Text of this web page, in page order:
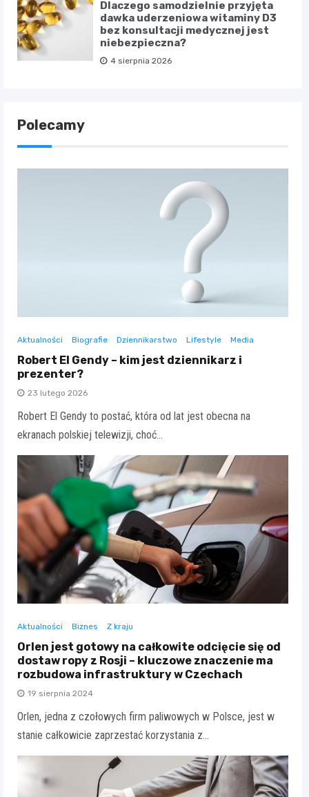
Dlaczego samodzielnie przyjęta
dawka uderzeniowa witaminy D3
bez konsultacji medycznej jest
niebezpieczna?
4 sierpnia 2026
Polecamy
Aktualności Biografie Dziennikarstwo Lifestyle Media
Robert El Gendy – kim jest dziennikarz i
prezenter?
23 lutego 2026
Robert El Gendy to postać, która od lat jest obecna na
ekranach polskiej telewizji, choć…
Aktualności Biznes Z kraju
Orlen jest gotowy na całkowite odcięcie się od
dostaw ropy z Rosji – kluczowe znaczenie ma
rozbudowa infrastruktury w Czechach
19 sierpnia 2024
Orlen, jedna z czołowych firm paliwowych w Polsce, jest w
stanie całkowicie zaprzestać korzystania z…